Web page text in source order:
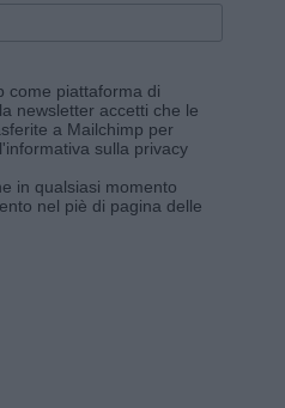
come piattaforma di
newsletter accetti che le
a Mailchimp per
sulla privacy
in qualsiasi momento
nel piè di pagina delle